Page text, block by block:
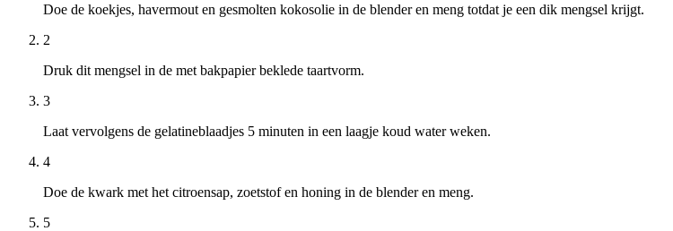
Doe de koekjes, havermout en gesmolten kokosolie in de blender en meng totdat je een dik mengsel krijgt.
2
Druk dit mengsel in de met bakpapier beklede taartvorm.
3
Laat vervolgens de gelatineblaadjes 5 minuten in een laagje koud water weken.
4
Doe de kwark met het citroensap, zoetstof en honing in de blender en meng.
5